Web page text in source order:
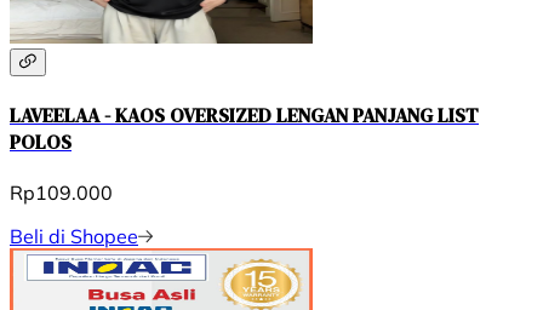
LAVEELAA - KAOS OVERSIZED LENGAN PANJANG LIST
POLOS
Rp109.000
Beli di Shopee